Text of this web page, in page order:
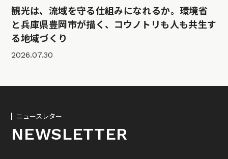
観光は、流域を守る仕組みになれるか。環境省
と兵庫県豊岡市が描く、コウノトリも人も共生す
る地域づくり
2026.07.30
ニュースレター
NEWSLETTER